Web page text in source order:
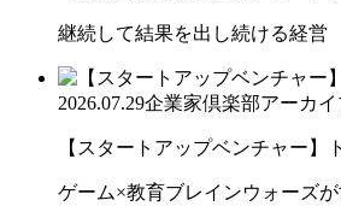
継続して結果を出し続ける経営
2026.07.29企業家倶楽部アーカイ
【スタートアップベンチャー
ゲーム×教育ブレインウォーズ